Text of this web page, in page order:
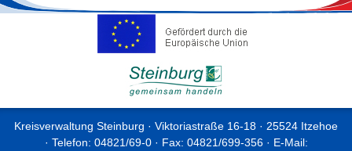
Kreisverwaltung Steinburg · Viktoriastraße 16-18 · 25524 Itzehoe
· Telefon: 04821/69-0 · Fax: 04821/699-356 · E-Mail: